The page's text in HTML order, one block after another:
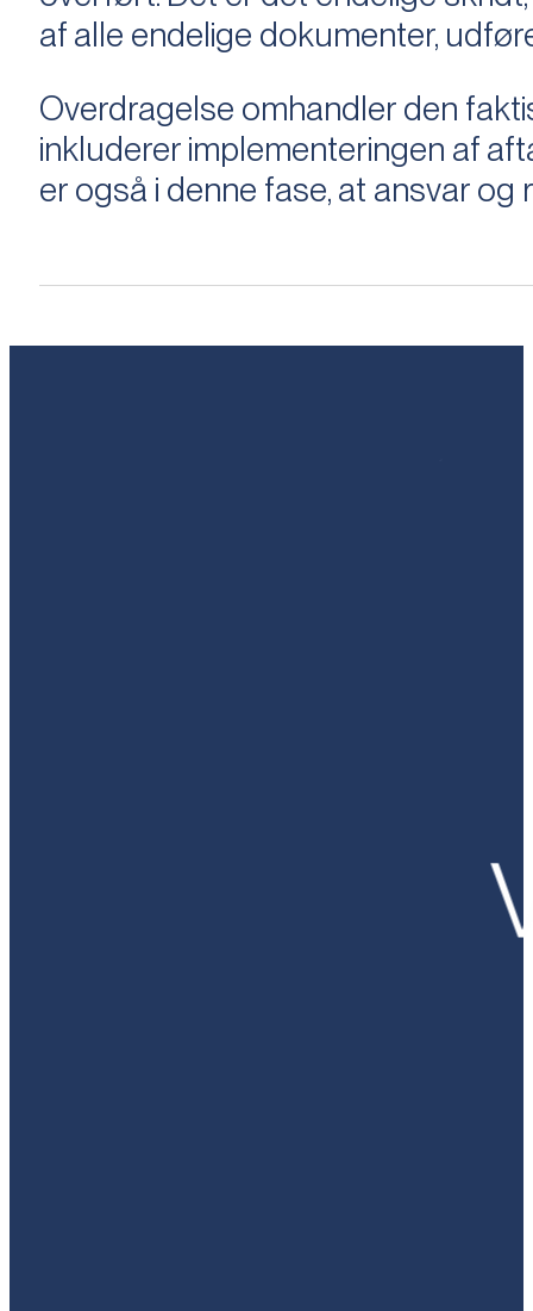
af alle endelige dokumenter,
Overdragelse omhandler den
inkluderer implementeringen af
er også i denne fase, at ansvar